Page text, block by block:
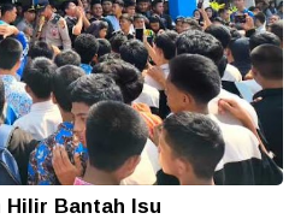
Hilir Bantah Isu